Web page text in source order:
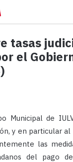
tasas
el
Municipal de
y en particular al
las
del pago